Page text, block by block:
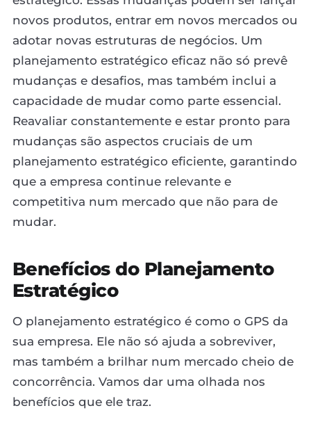
novos produtos, entrar em novos mercados ou
adotar novas estruturas de negócios. Um
planejamento estratégico eficaz não só prevê
mudanças e desafios, mas também inclui a
capacidade de mudar como parte essencial.
Reavaliar constantemente e estar pronto para
mudanças são aspectos cruciais de um
planejamento estratégico eficiente, garantindo
que a empresa continue relevante e
competitiva num mercado que não para de
mudar.
Benefícios do Planejamento
Estratégico
O planejamento estratégico é como o GPS da
sua empresa. Ele não só ajuda a sobreviver,
mas também a brilhar num mercado cheio de
concorrência. Vamos dar uma olhada nos
benefícios que ele traz.